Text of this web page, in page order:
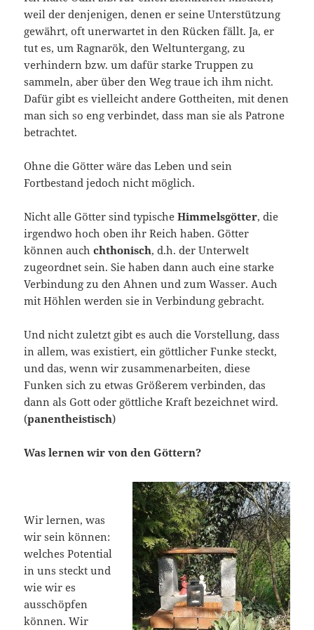
weil der denjenigen, denen er seine Unterstützung
gewährt, oft unerwartet in den Rücken fällt. Ja, er
tut es, um Ragnarök, den Weltuntergang, zu
verhindern bzw. um dafür starke Truppen zu
sammeln, aber über den Weg traue ich ihm nicht.
Dafür gibt es vielleicht andere Gottheiten, mit denen
man sich so eng verbindet, dass man sie als Patrone
betrachtet.
Ohne die Götter wäre das Leben und sein
Fortbestand jedoch nicht möglich.
Nicht alle Götter sind typischeHimmelsgötter, die
irgendwo hoch oben ihr Reich haben. Götter
können auch chthonisch, d.h. der Unterwelt
zugeordnet sein. Sie haben dann auch eine starke
Verbindung zu den Ahnen und zum Wasser. Auch
mit Höhlen werden sie in Verbindung gebracht.
Und nicht zuletzt gibt es auch die Vorstellung, dass
in allem, was existiert, ein göttlicher Funke steckt,
und das, wenn wir zusammenarbeiten, diese
Funken sich zu etwas Größerem verbinden, das
dann als Gott oder göttliche Kraft bezeichnet wird.
(panentheistisch)
Was lernen wir von den Göttern?
Wir lernen, was
wir sein können:
welches Potential
in uns steckt und
wie wir es
ausschöpfen
können. Wir